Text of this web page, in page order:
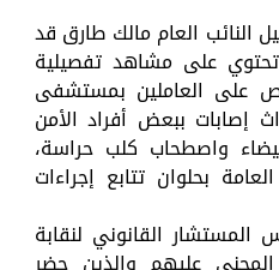
العام مالك طارق قد
على مشاهد تفصيلية
على العاملين بمستشفى
إصابات ببعض أفراد الأمن
واصطحاب كلب حراسة،
بحلوان تتابع إجراءات
القانوني لنقابة